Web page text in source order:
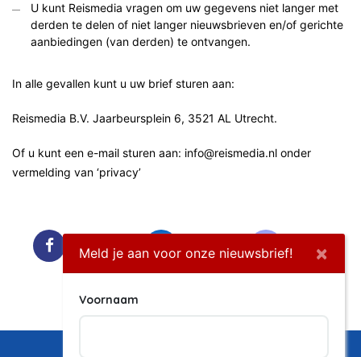
U kunt Reismedia vragen om uw gegevens niet langer met
derden te delen of niet langer nieuwsbrieven en/of gerichte
aanbiedingen (van derden) te ontvangen.
In alle gevallen kunt u uw brief sturen aan:
Reismedia B.V. Jaarbeursplein 6, 3521 AL Utrecht.
Of u kunt een e-mail sturen aan: info@reismedia.nl onder
vermelding van ‘privacy’
Facebook LinkedIn
Meld je aan voor onze nieuwsbrief! ×
Voornaam